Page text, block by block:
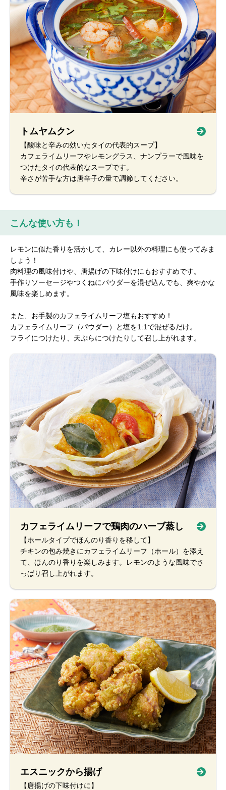
トムヤムクン
【酸味と辛みの効いたタイの代表的スープ】
カフェライムリーフやレモングラス、ナンプラーで風味を
つけたタイの代表的なスープです。
辛さが苦手な方は唐辛子の量で調節してください。
こんな使い方も！
レモンに似た香りを活かして、カレー以外の料理にも使ってみま
しょう！
肉料理の風味付けや、唐揚げの下味付けにもおすすめです。
手作りソーセージやつくねにパウダーを混ぜ込んでも、爽やかな
風味を楽しめます。
また、お手製のカフェライムリーフ塩もおすすめ！
カフェライムリーフ（パウダー）と塩を1:1で混ぜるだけ。
フライにつけたり、天ぷらにつけたりして召し上がれます。
カフェライムリーフで鶏肉のハーブ蒸し
【ホールタイプでほんのり香りを移して】
チキンの包み焼きにカフェライムリーフ（ホール）を添え
て、ほんのり香りを楽しみます。レモンのような風味でさ
っぱり召し上がれます。
エスニックから揚げ
【唐揚げの下味付けに】